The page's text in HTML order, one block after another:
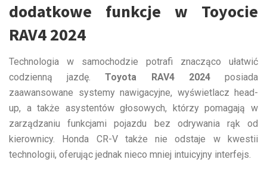
dodatkowe funkcje w Toyocie
RAV4 2024
Technologia w samochodzie potrafi znacząco ułatwić
codzienną jazdę.Toyota RAV4 2024posiada
zaawansowane systemy nawigacyjne, wyświetlacz head-
up, a także asystentów głosowych, którzy pomagają w
zarządzaniu funkcjami pojazdu bez odrywania rąk od
kierownicy. Honda CR-V także nie odstaje w kwestii
technologii, oferując jednak nieco mniej intuicyjny interfejs.